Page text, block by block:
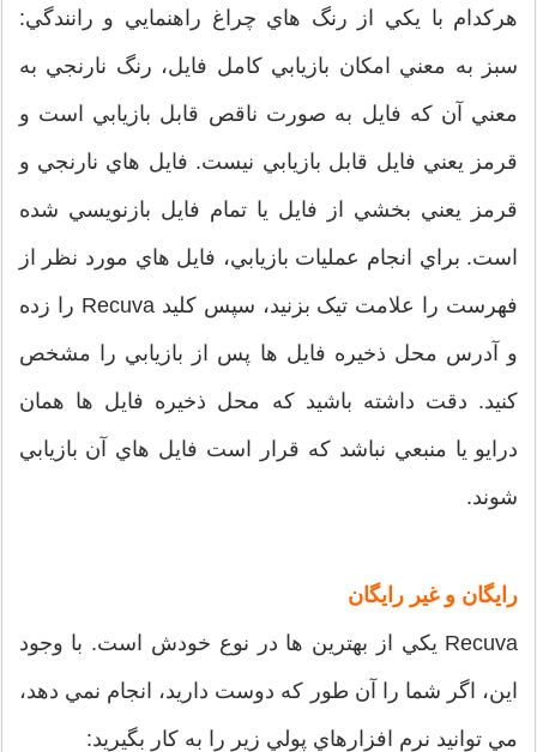
هرکدام با يکي از رنگ هاي چراغ راهنمايي و رانندگي:
سبز به معني امکان بازيابي کامل فايل، رنگ نارنجي به
معني آن که فايل به صورت ناقص قابل بازيابي است و
قرمز يعني فايل قابل بازيابي نيست. فايل هاي نارنجي و
قرمز يعني بخشي از فايل يا تمام فايل بازنويسي شده
است. براي انجام عمليات بازيابي، فايل هاي مورد نظر از
فهرست را علامت تيک بزنيد، سپس کليد Recuva را زده
و آدرس محل ذخيره فايل ها پس از بازيابي را مشخص
کنيد. دقت داشته باشيد که محل ذخيره فايل ها همان
درايو يا منبعي نباشد که قرار است فايل هاي آن بازيابي
شوند.
رايگان و غير رايگان
Recuva يکي از بهترين ها در نوع خودش است. با وجود
اين، اگر شما را آن طور که دوست داريد، انجام نمي دهد،
مي توانيد نرم افزارهاي پولي زير را به کار بگيريد: